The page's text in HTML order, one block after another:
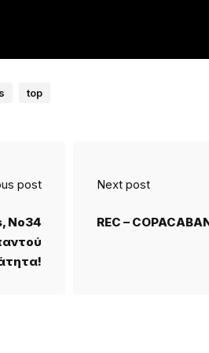
top
post
No34
Next post
REC –